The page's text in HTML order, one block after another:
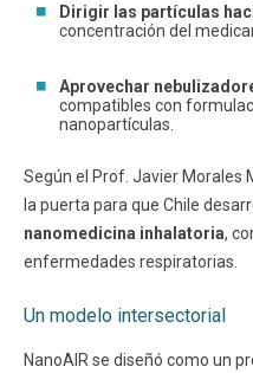
Dirigir las partículas
concentración del
Aprovechar
compatibles con
nanopartículas.
Según el Prof. Javier
la puerta para que Chile
nanomedicina inhalatoria,
enfermedades respiratorias.
Un modelo intersectorial
NanoAIR se diseñó como un